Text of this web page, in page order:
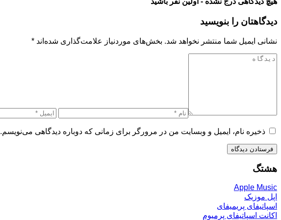
دیدگاهتان را بنویسید
نشانی ایمیل شما منتشر نخواهد شد. بخش‌های موردنیاز علامت‌گذاری شده‌اند *
ذخیره نام، ایمیل و وبسایت من در مرورگر برای زمانی که دوباره دیدگاهی می‌نویسم.
هشتگ
Apple Music
اپل موزیک
اسپاتیفای پریمیفای
اکانت اسپاتیفای پرمیوم